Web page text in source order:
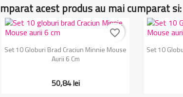
acest produs au mai cumparat si:
Vizualizare rapida
Set 10 Globuri Brad Craciun Minnie Mouse
Aurii 6 Cm
50,84 lei
favorite_border
Set 10